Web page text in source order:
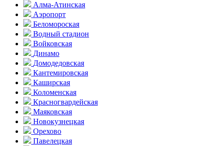
Алма-Атинская
Аэропорт
Беломороская
Водный стадион
Войковская
Динамо
Домоде­довская
Кантеми­ровская
Каширская
Коломенская
Красногвар­дейская
Маяковская
Новокузнецкая
Орехово
Павелецкая